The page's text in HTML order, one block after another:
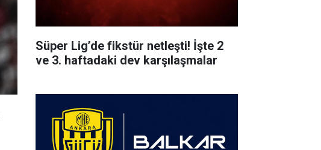
Süper Lig’de fikstür netleşti! İşte 2
ve 3. haftadaki dev karşılaşmalar